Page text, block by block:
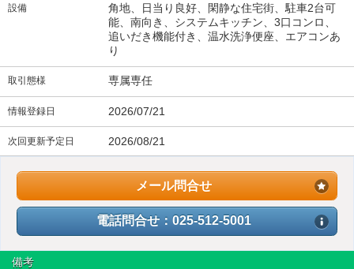
設備
角地、日当り良好、閑静な住宅街、駐車2台可
能、南向き、システムキッチン、3口コンロ、
追いだき機能付き、温水洗浄便座、エアコンあ
り
取引態様 専属専任
情報登録日 2026/07/21
次回更新予定日 2026/08/21
メール問合せ
電話問合せ：025-512-5001
備考